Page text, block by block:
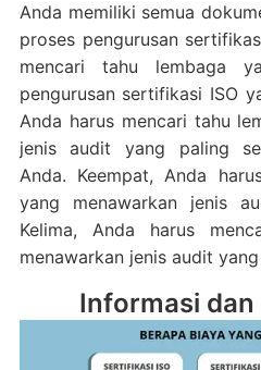
Anda memiliki semua
proses pengurusan
mencari tahu lembaga
pengurusan sertifikasi ISO
Anda harus mencari tahu
jenis audit yang paling
Anda. Keempat, Anda
yang menawarkan jenis
Kelima, Anda harus
menawarkan jenis audit
Informasi dan